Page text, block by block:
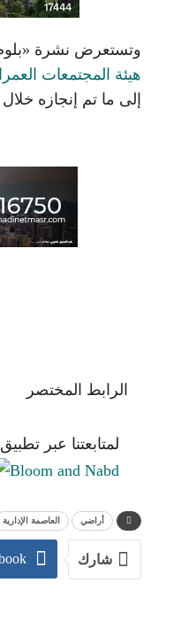
وتستعرض نشرة «بلوم
هيئة المجتمعات
إلى ما تم إنجازه
الرابط المختصر
لمتابعتنا عبر
أراضي العاصمة الإدارية
شارك